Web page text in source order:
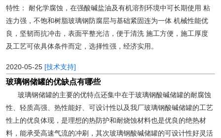
特性： 耐化学腐蚀，在强酸碱盐油及有机溶剂环境中可长期使用 粘
连力强，不饱和树脂玻璃钢防腐层与基础紧固连为一体 机械性能优
良，坚韧而抗冲击，表面平整光洁，便于清洗 施工方便，施工厚度
及工艺可依具体条件而定，选择性强，经济实用。
2020-05-25 [技术支持]
玻璃钢储罐的优缺点有哪些
玻璃钢储罐的主要的优特点还集中在于玻璃钢酸碱储罐的耐腐蚀
性、轻质高强、热性能好、可设计性以及我厂玻璃钢酸碱储罐的工艺
性上的优良体现，是理想的热防护和耐烧蚀材料也是优良的绝热材
料，能承受高速气流的冲刷，其次玻璃钢酸碱储罐的可设计性好灵活